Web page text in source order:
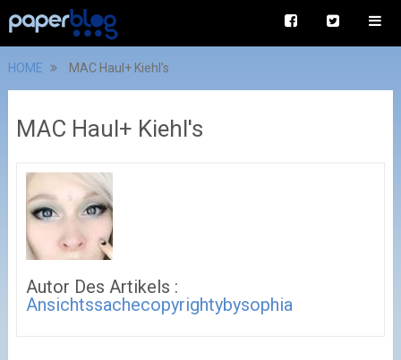
HOME MAC Haul+ Kiehl's
MAC Haul+ Kiehl's
Autor Des Artikels :
Ansichtssachecopyrightybysophia